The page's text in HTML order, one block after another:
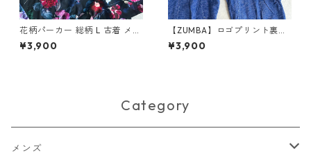
花柄パーカー 総柄 L 古着 メン
ズ
¥3,900
【ZUMBA】ロゴプリント裏毛
スウェットパンツ ブルー S 古
着 メンズ
¥3,900
Category
メンズ